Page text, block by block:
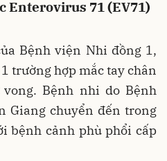
Enterovirus 71 (EV71)
Bệnh viện Nhi đồng 1,
trường hợp mắc tay chân
Bệnh nhi do Bệnh
Giang chuyển đến trong
bệnh cảnh phù phổi cấp